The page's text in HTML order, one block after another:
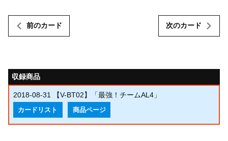
前のカード 次のカード
収録商品
2018-08-31 【V-BT02】「最強！チームAL4」
カードリスト 商品ページ